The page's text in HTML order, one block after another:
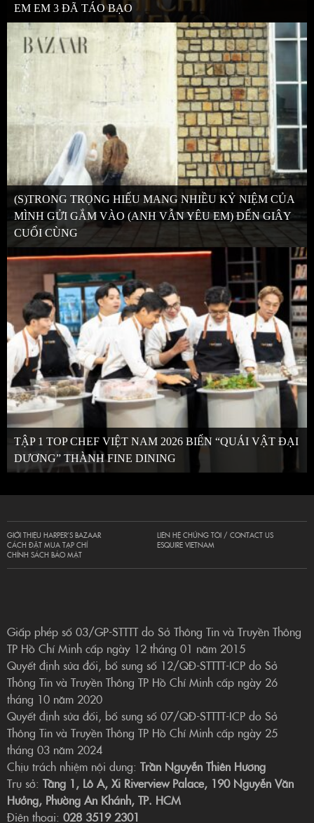
EM EM 3 ĐÃ TÁO BẠO
(S)TRONG TRỌNG HIẾU MANG NHIỀU KỶ NIỆM CỦA
MÌNH GỬI GẮM VÀO (ANH VẪN YÊU EM) ĐẾN GIÂY
CUỐI CÙNG
TẬP 1 TOP CHEF VIỆT NAM 2026 BIẾN “QUÁI VẬT ĐẠI
DƯƠNG” THÀNH FINE DINING
GIỚI THIỆU HARPER’S BAZAAR
CÁCH ĐẶT MUA TẠP CHÍ
CHÍNH SÁCH BẢO MẬT
LIÊN HỆ CHÚNG TÔI / CONTACT US
ESQUIRE VIETNAM
Giấp phép số 03/GP-STTTT do Sở Thông Tin và Truyền Thông
TP Hồ Chí Minh cấp ngày 12 tháng 01 năm 2015
Quyết định sửa đổi, bổ sung số 12/QĐ-STTTT-ICP do Sở
Thông Tin và Truyền Thông TP Hồ Chí Minh cấp ngày 26
tháng 10 năm 2020
Quyết định sửa đổi, bổ sung số 07/QĐ-STTTT-ICP do Sở
Thông Tin và Truyền Thông TP Hồ Chí Minh cấp ngày 25
tháng 03 năm 2024
Chịu trách nhiệm nội dung: Trần Nguyễn Thiên Hương
Trụ sở: Tầng 1, Lô A, Xi Riverview Palace, 190 Nguyễn Văn
Hưởng, Phường An Khánh, TP. HCM
Điện thoại: 028 3519 2301